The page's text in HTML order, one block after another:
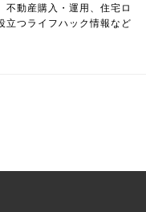
不動産購入・運用、住宅ロ
立つライフハック情報など